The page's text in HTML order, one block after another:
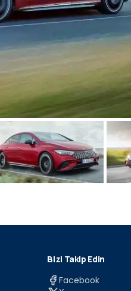
Bizi Takip Edin
Facebook